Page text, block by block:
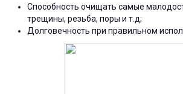
Способность очищать самые
трещины, резьба, поры и т.д;
Долговечность при правильном